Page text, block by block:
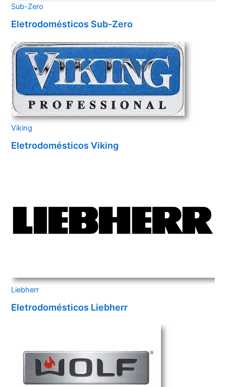
Sub-Zero
Eletrodomésticos Sub-Zero
Viking
Eletrodomésticos Viking
Liebherr
Eletrodomésticos Liebherr